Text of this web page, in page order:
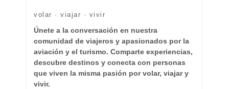
volar · viajar · vivir
Únete a la conversación en nuestra
comunidad de viajeros y apasionados por la
aviación y el turismo. Comparte experiencias,
descubre destinos y conecta con personas
que viven la misma pasión por volar, viajar y
vivir.